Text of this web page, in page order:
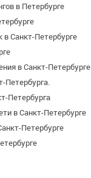
в Петербурге
Санкт-Петербурге
в Санкт-Петербурге
Петербурга.
Петербурга
в Санкт-Петербурге
Петербурге